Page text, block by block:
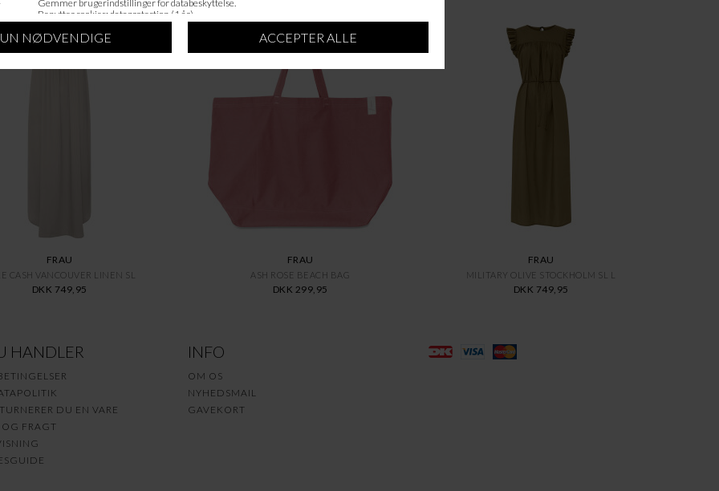
FRAU
CASH VANCOUVER LINEN SL
DKK 749,95
FRAU
ASH ROSE BEACH BAG
DKK 299,95
FRAU
MILITARY OLIVE STOCKHOLM SL L
DKK 749,95
HANDLER
DU EN VARE
FRAGT
INFO
OM OS
NYHEDSMAIL
GAVEKORT